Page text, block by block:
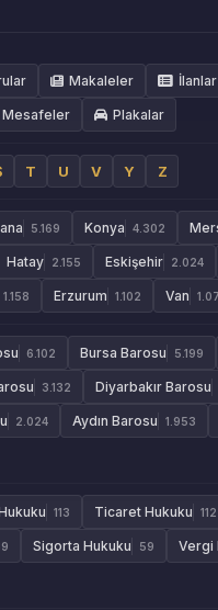
Makaleler İlanlar
Plakalar
T U V Y Z
5.169 Konya 4.302
Hatay 2.155 Eskişehir 2.024
1.158 Erzurum 1.102 Van
6.102 Bursa Barosu 5.199
3.132 Diyarbakır Barosu
2.024 Aydın Barosu 1.953
113 Ticaret Hukuku 112
Sigorta Hukuku 59 Vergi